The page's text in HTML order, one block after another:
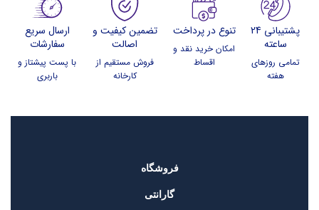
پشتیبانی 24
ساعته
تمامی روزهای
هفته
تنوع در پرداخت
امکان خرید نقد و
اقساط
تضمین کیفیت و
اصالت
فروش مستقیم از
کارخانه
ارسال سریع
سفارشات
با پست پیشتاز و
باربری
فروشگاه
گارانتی